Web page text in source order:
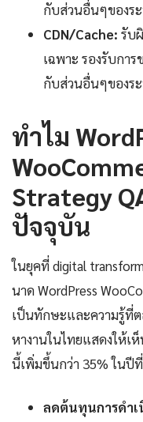
กับส่วนอื่นๆของร
CDN/Cache: รับ
เฉพาะ รองรับกา
กับส่วนอื่นๆของร
ทำไม
Strategy
ปัจจุบัน
ในยุคที่ digital
นาด WordPress
เป็นทักษะและความรู้ที่
หางานในไทยแสดงให้เ
นี้เพิ่มขึ้นกว่า 35% ในปี
ลดต้นทุนการดำเ